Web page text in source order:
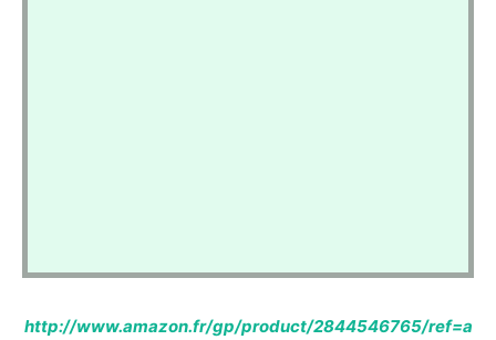
http://www.amazon.fr/gp/product/2844546765/ref=a